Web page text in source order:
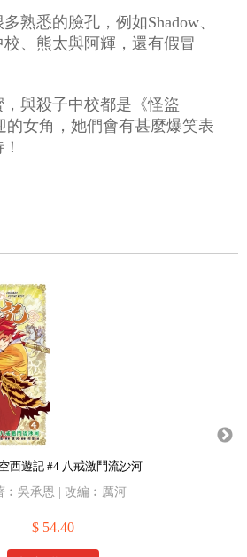
熟悉的臉孔，例如Shadow、
、熊太與阿輝，還有假冒
與殺子中校都是《怪盜
的女角，她們會有甚麼爆笑表
西遊記 #4 八戒激鬥流沙河
︰吳承恩 | 改編︰厲河
$ 54.40